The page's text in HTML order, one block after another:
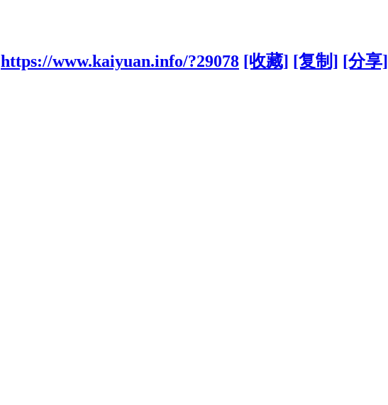
https://www.kaiyuan.info/?29078 [收藏] [复制] [分享]